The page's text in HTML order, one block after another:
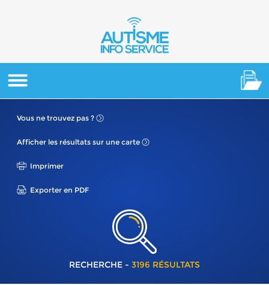
Vous ne trouvez pas ?
Afficher les résultats sur une carte
Imprimer
Exporter en PDF
RECHERCHE - 3196 RÉSULTATS